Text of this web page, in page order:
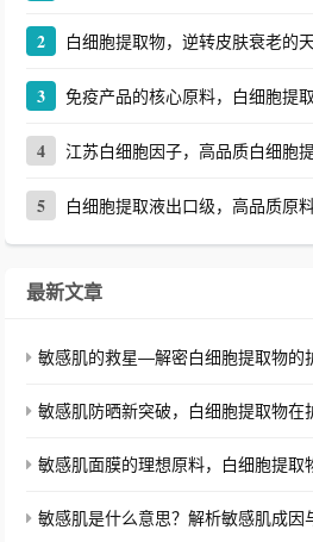
2 白细胞提取物，逆转皮肤衰老的
3 免疫产品的核心原料，白细胞提
4 江苏白细胞因子，高品质白细胞
5 白细胞提取液出口级，高品质原
最新文章
敏感肌的救星—解密白细胞提取物的
敏感肌防晒新突破，白细胞提取物在
敏感肌面膜的理想原料，白细胞提取
敏感肌是什么意思？解析敏感肌成因